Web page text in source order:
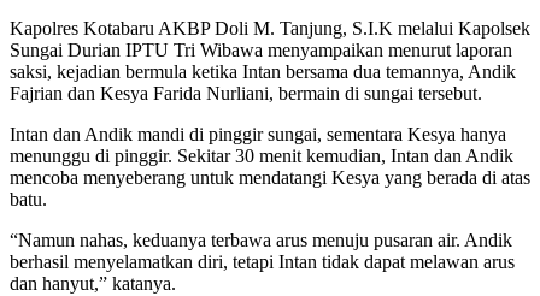
Kapolres Kotabaru AKBP Doli M. Tanjung, S.I.K melalui Kapolsek
Sungai Durian IPTU Tri Wibawa menyampaikan menurut laporan
saksi, kejadian bermula ketika Intan bersama dua temannya, Andik
Fajrian dan Kesya Farida Nurliani, bermain di sungai tersebut.
Intan dan Andik mandi di pinggir sungai, sementara Kesya hanya
menunggu di pinggir. Sekitar 30 menit kemudian, Intan dan Andik
mencoba menyeberang untuk mendatangi Kesya yang berada di atas
batu.
“Namun nahas, keduanya terbawa arus menuju pusaran air. Andik
berhasil menyelamatkan diri, tetapi Intan tidak dapat melawan arus
dan hanyut,” katanya.